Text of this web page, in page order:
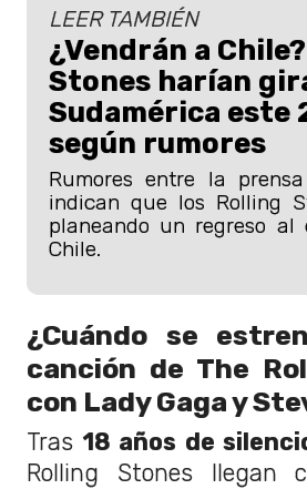
LEER TAMBIÉN
¿Vendrán a
Stones harían
Sudamérica este
según rumores
Rumores entre la
indican que los Rolling
planeando un regreso al
Chile.
¿Cuándo se
canción de The
con Lady Gaga y
Tras18 años de
Rolling Stones llegan